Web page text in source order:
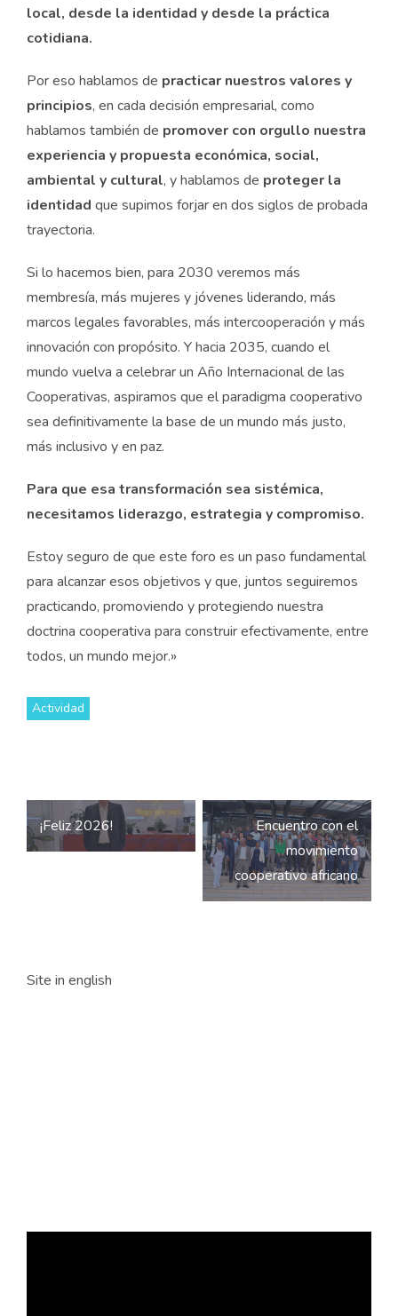
local, desde la identidad y desde la práctica
cotidiana.
Por eso hablamos de practicar nuestros valores y
principios, en cada decisión empresarial, como
hablamos también de promover con orgullo nuestra
experiencia y propuesta económica, social,
ambiental y cultural, y hablamos de proteger la
identidad que supimos forjar en dos siglos de probada
trayectoria.
Si lo hacemos bien, para 2030 veremos más
membresía, más mujeres y jóvenes liderando, más
marcos legales favorables, más intercooperación y más
innovación con propósito. Y hacia 2035, cuando el
mundo vuelva a celebrar un Año Internacional de las
Cooperativas, aspiramos que el paradigma cooperativo
sea definitivamente la base de un mundo más justo,
más inclusivo y en paz.
Para que esa transformación sea sistémica,
necesitamos liderazgo, estrategia y compromiso.
Estoy seguro de que este foro es un paso fundamental
para alcanzar esos objetivos y que, juntos seguiremos
practicando, promoviendo y protegiendo nuestra
doctrina cooperativa para construir efectivamente, entre
todos, un mundo mejor.»
Actividad
Navegación
de
¡Feliz 2026!
Encuentro con el
movimiento
cooperativo africano
Site in english